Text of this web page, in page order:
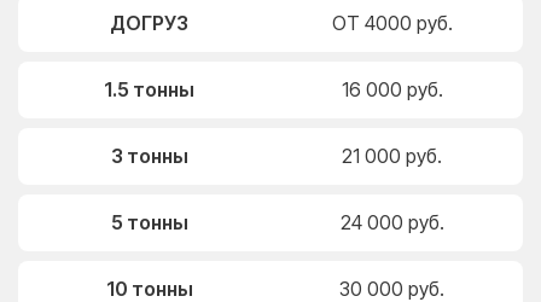
ДОГРУЗ ОТ 4000 руб.
1.5 тонны 16 000 руб.
3 тонны 21 000 руб.
5 тонны 24 000 руб.
10 тонны 30 000 руб.